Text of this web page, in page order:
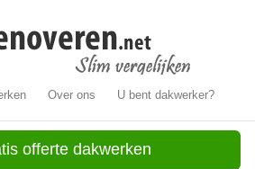
Over ons U bent dakwerker?
offerte dakwerken